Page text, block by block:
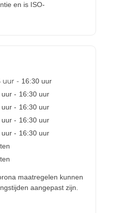
en is ISO-
uur - 16:30 uur
uur - 16:30 uur
uur - 16:30 uur
uur - 16:30 uur
uur - 16:30 uur
maatregelen kunnen
aangepast zijn.